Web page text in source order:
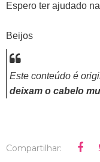
Espero ter ajudado
Beijos
Este conteúdo é
deixam o cabelo
Compartilhar: